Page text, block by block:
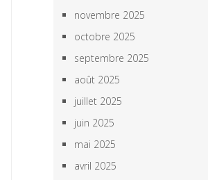
novembre 2025
octobre 2025
septembre 2025
août 2025
juillet 2025
juin 2025
mai 2025
avril 2025